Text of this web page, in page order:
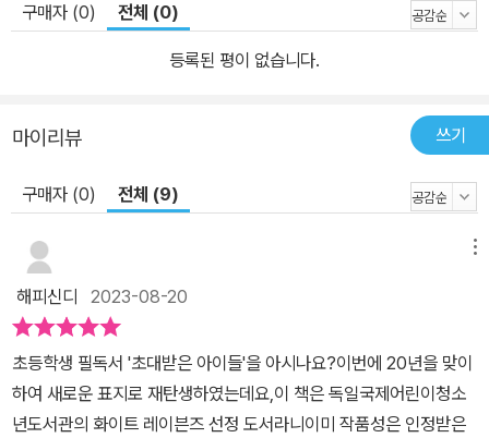
구매자 (0) 전체 (0)
등록된 평이 없습니다.
마이리뷰 쓰기
구매자 (0) 전체 (9)
해피신디 2023-08-20
초등학생 필독서 '초대받은 아이들'을 아시나요?이번에 20년을 맞이
하여 새로운 표지로 재탄생하였는데요,이 책은 독일국제어린이청소
년도서관의 화이트 레이븐즈 선정 도서라니이미 작품성은 인정받은